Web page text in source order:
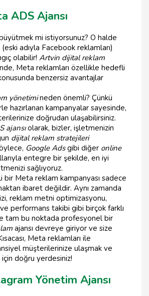
ADS Ajansı
mi istiyorsunuz? O halde
adıyla Facebook reklamları)
olabilir! Artvin dijital reklam
Meta reklamları özellikle hedefli
benzersiz avantajlar
yönetimineden önemli? Çünkü
hazırlanan kampanyalar sayesinde,
doğrudan ulaşabilirsiniz.
ajansıolarak, bizler, işletmenizin
dijital reklam stratejileri
Google Adsgibi diğer online
entegre bir şekilde, en iyi
sağlıyoruz.
bir Meta reklam kampanyası sadece
ibaret değildir. Aynı zamanda
reklam metni optimizasyonu,
performans takibi gibi birçok farklı
tam bu noktada profesyonel bir
ajansı devreye giriyor ve size
Meta reklamları ile
müşterilerinize ulaşmak ve
doğru yerdesiniz!
Yönetim Ajansı